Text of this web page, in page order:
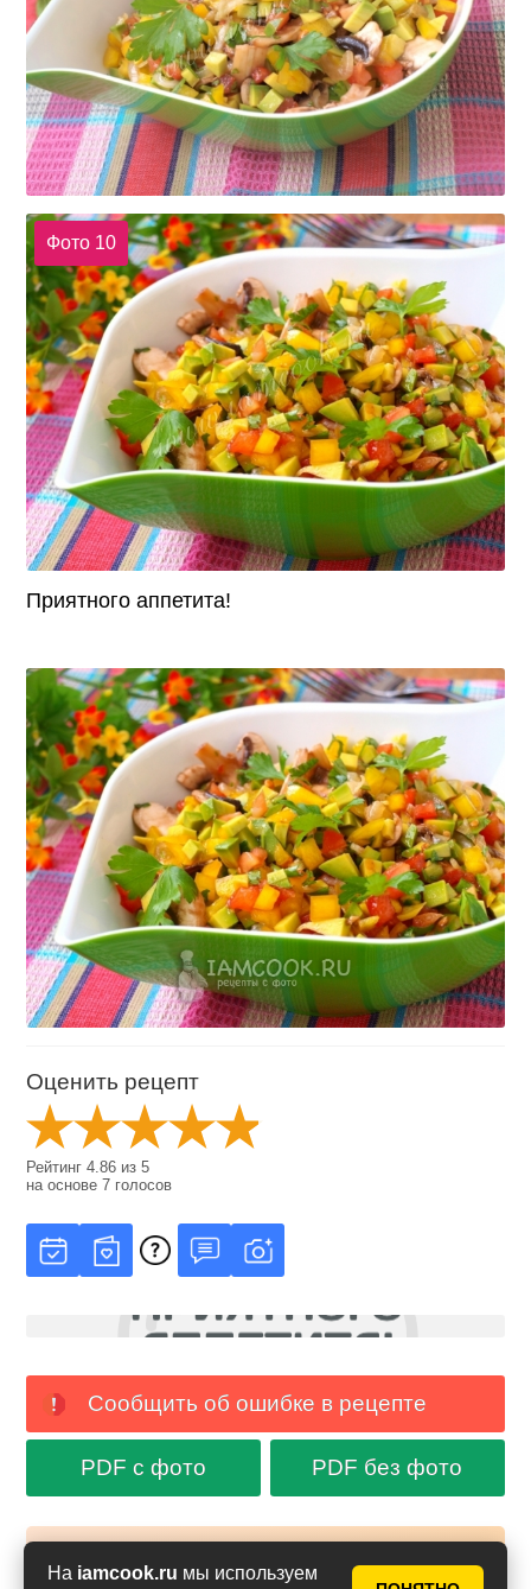
На iamcook.ru мы используем
Фото 10
Приятного аппетита!
Оценить рецепт
Рейтинг4.86 из5
на основе7 голосов
Сообщить об ошибке в рецепте
PDF с фото PDF без фото
Новые рецепты и кулинарные идеи каждый день в